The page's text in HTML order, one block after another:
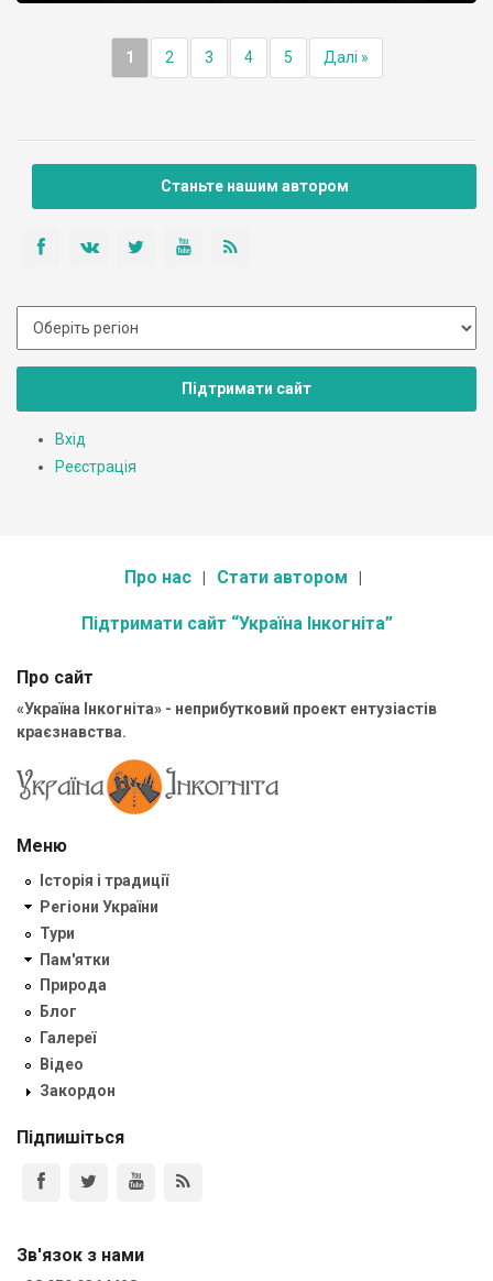
1 2 3 4 5 Далі »
Станьте нашим автором
Підтримати сайт
Вхід
Реєстрація
Про нас Стати автором
Підтримати сайт “Україна Інкогніта”
Про сайт
«Україна Інкогніта» - неприбутковий проект ентузіастів
краєзнавства.
Меню
Історія і традиції
Регіони України
Тури
Пам'ятки
Природа
Блог
Галереї
Відео
Закордон
Підпишіться
Зв'язок з нами